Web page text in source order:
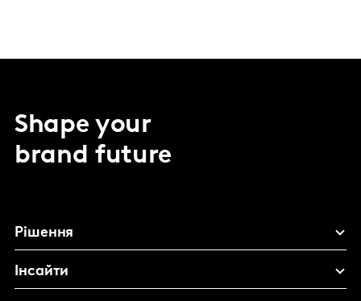
Shape your
brand future
Рішення
Інсайти